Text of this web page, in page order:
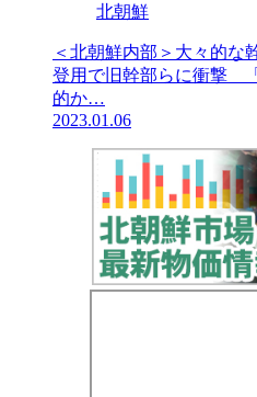
北朝鮮
＜北朝鮮内部＞大々的
登用で旧幹部らに衝撃
的か…
2023.01.06